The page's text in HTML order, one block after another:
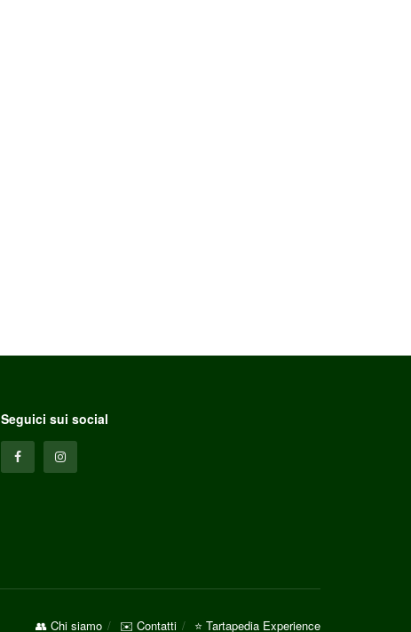
Seguici sui social
👥 Chi siamo ✉️ Contatti ⭐ Tartapedia Experience